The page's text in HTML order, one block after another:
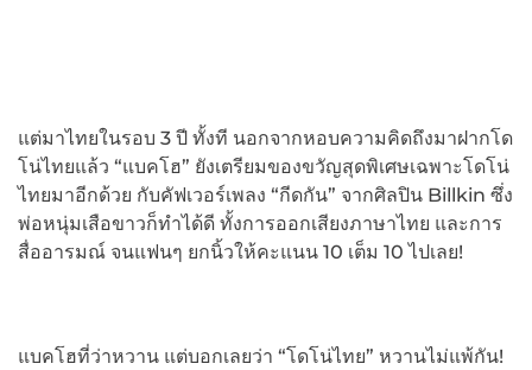
แต่มาไทยในรอบ 3 ปี ทั้งที นอกจากหอบความคิดถึงมาฝากโด
โน่ไทยแล้ว “แบคโฮ” ยังเตรียมของขวัญสุดพิเศษเฉพาะโดโน่
ไทยมาอีกด้วย กับคัฟเวอร์เพลง “กีดกัน” จากศิลปิน Billkin ซึ่ง
พ่อหนุ่มเสือขาวก็ทำได้ดี ทั้งการออกเสียงภาษาไทย และการ
สื่ออารมณ์ จนแฟนๆ ยกนิ้วให้คะแนน 10 เต็ม 10 ไปเลย!
แบคโฮที่ว่าหวาน แต่บอกเลยว่า “โดโน่ไทย” หวานไม่แพ้กัน!